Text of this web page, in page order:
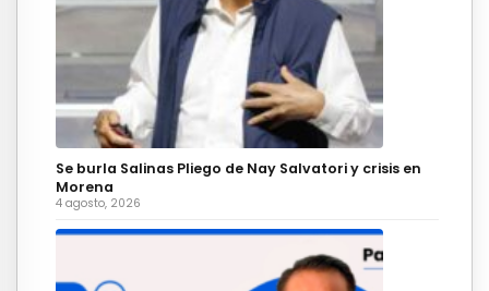
Se burla Salinas Pliego de Nay Salvatori y crisis en
Morena
4 agosto, 2026